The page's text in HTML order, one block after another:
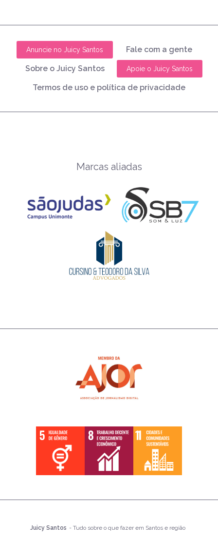
Anuncie no Juicy Santos Fale com a gente
Sobre o Juicy Santos Apoie o Juicy Santos
Termos de uso e política de privacidade
Marcas aliadas
Juicy Santos - Tudo sobre o que fazer em Santos e região